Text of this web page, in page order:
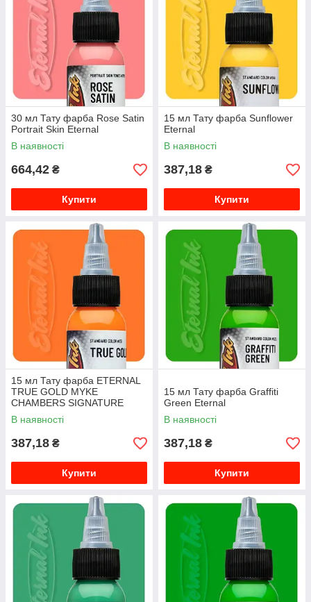
30 мл Тату фарба Rose Satin
Portrait Skin Eternal
В наявності
664,42 ₴
Купити
15 мл Тату фарба Sunflower
Eternal
В наявності
387,18 ₴
Купити
15 мл Тату фарба ETERNAL
TRUE GOLD MYKE
CHAMBERS SIGNATURE
В наявності
387,18 ₴
Купити
15 мл Тату фарба Graffiti
Green Eternal
В наявності
387,18 ₴
Купити